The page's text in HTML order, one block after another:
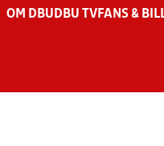
OM DBU DBU TV FANS &